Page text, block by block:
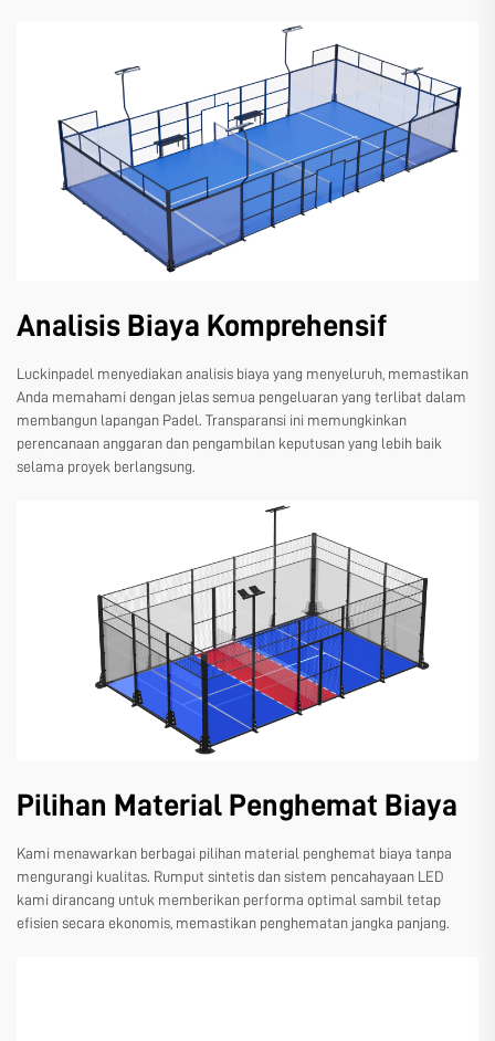
Analisis Biaya Komprehensif
Luckinpadel menyediakan analisis biaya yang menyeluruh, memastikan
Anda memahami dengan jelas semua pengeluaran yang terlibat dalam
membangun lapangan Padel. Transparansi ini memungkinkan
perencanaan anggaran dan pengambilan keputusan yang lebih baik
selama proyek berlangsung.
Pilihan Material Penghemat Biaya
Kami menawarkan berbagai pilihan material penghemat biaya tanpa
mengurangi kualitas. Rumput sintetis dan sistem pencahayaan LED
kami dirancang untuk memberikan performa optimal sambil tetap
efisien secara ekonomis, memastikan penghematan jangka panjang.